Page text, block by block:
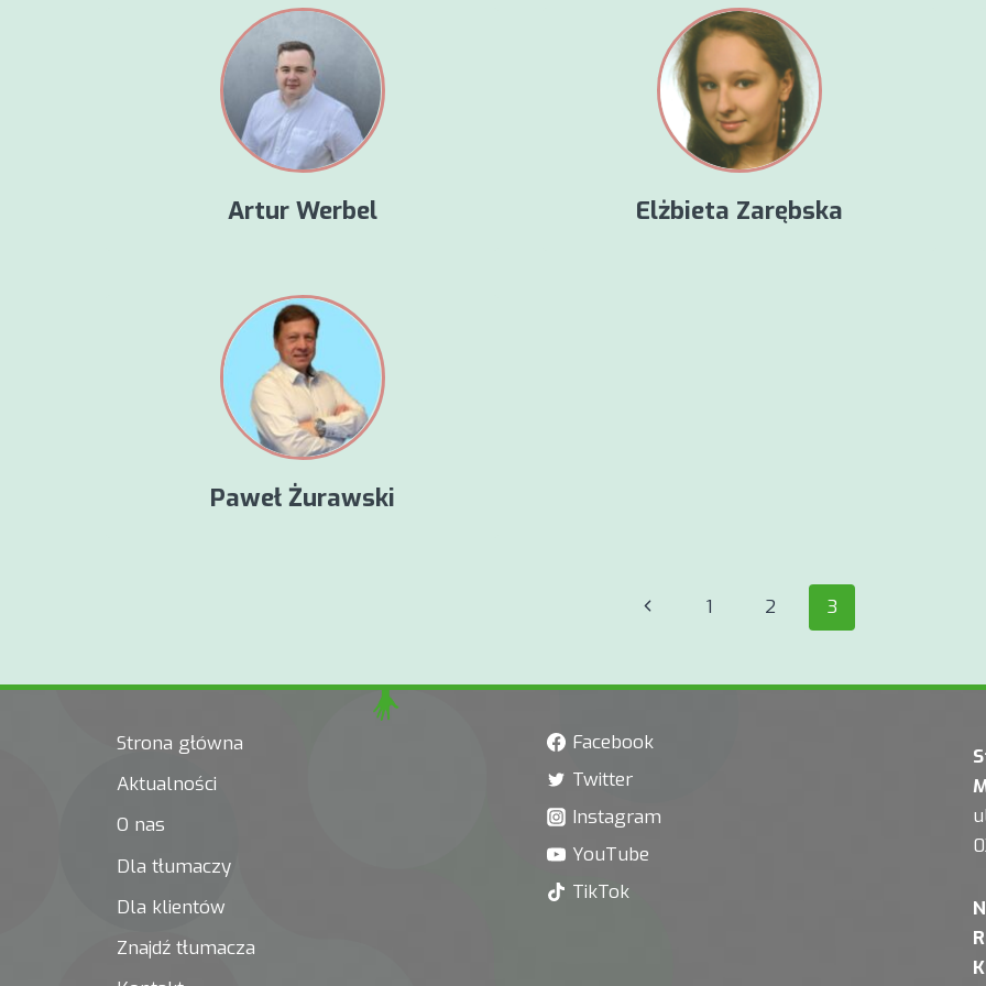
Artur Werbel Elżbieta Zarębska
Paweł Żurawski
Poprzednia
1 2 3
Strona główna
Aktualności
O nas
Dla tłumaczy
Dla klientów
Znajdź tłumacza
Facebook
Twitter
Instagram
YouTube
TikTok